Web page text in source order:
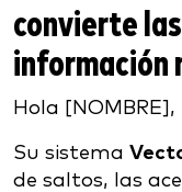
convierte
información
Hola [NOMBRE],
Su sistema
de saltos, las